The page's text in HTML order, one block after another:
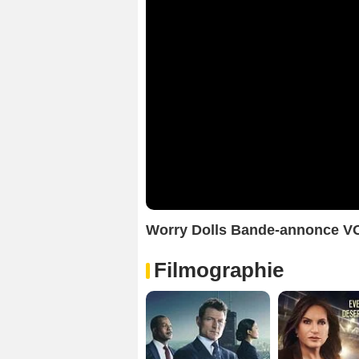
Worry Dolls Bande-annonce
Filmographie